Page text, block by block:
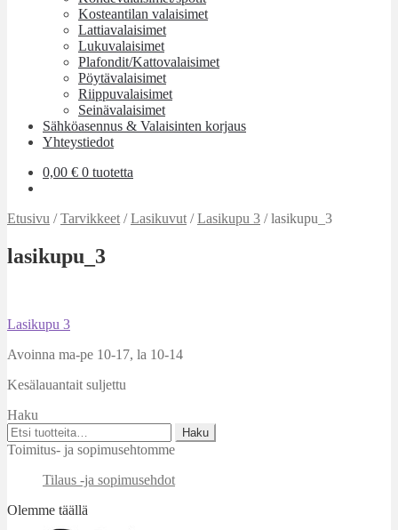
Kosteantilan valaisimet
Lattiavalaisimet
Lukuvalaisimet
Plafondit/Kattovalaisimet
Pöytävalaisimet
Riippuvalaisimet
Seinävalaisimet
Sähköasennus & Valaisinten korjaus
Yhteystiedot
0,00 € 0 tuotetta
Etusivu /Tarvikkeet /Lasikuvut /Lasikupu 3 /lasikupu_3
lasikupu_3
Artikkelien
selaus
Edellinen
Lasikupu 3
Avoinna ma-pe 10-17, la 10-14
Kesälauantait suljettu
Haku
Etsi:
Haku
Toimitus- ja sopimusehtomme
Tilaus -ja sopimusehdot
Olemme täällä